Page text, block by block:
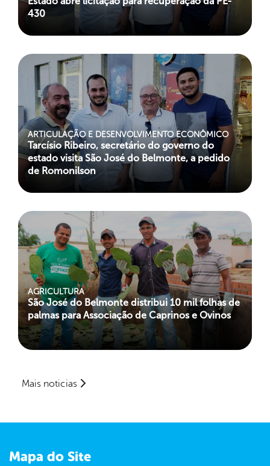
430
ARTICULAÇÃO E DESENVOLVIMENTO ECONÔMICO
Tarcísio Ribeiro, secretário do governo do
estado visita São José do Belmonte, a pedido
de Romonilson
AGRICULTURA
São José do Belmonte distribui 10 mil folhas de
palmas para Associação de Caprinos e Ovinos
Mais noticias
Mapa do Site